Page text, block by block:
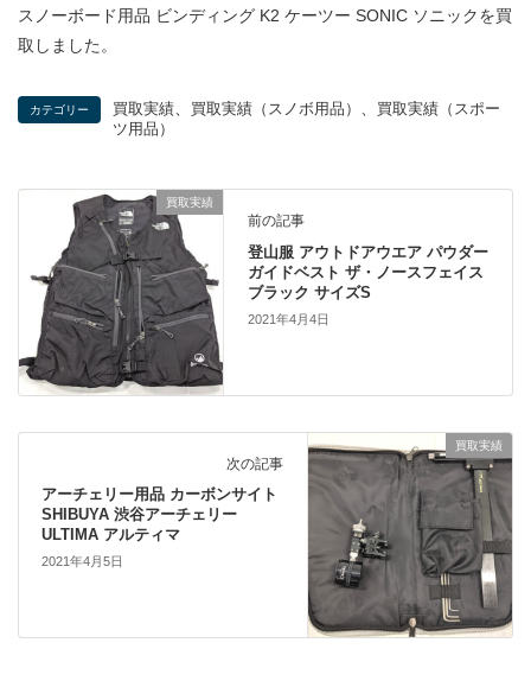
スノーボード用品 ビンディング K2 ケーツー SONIC ソニックを買
取しました。
カテゴリー 買取実績、 買取実績（スノボ用品） 、
買取実績（スポー
ツ用品）
買取実績
前の記事
登山服 アウトドアウエア パウダー
ガイドベスト ザ・ノースフェイス
ブラック サイズS
2021年4月4日
買取実績
次の記事
アーチェリー用品 カーボンサイト
SHIBUYA 渋谷アーチェリー
ULTIMA アルティマ
2021年4月5日